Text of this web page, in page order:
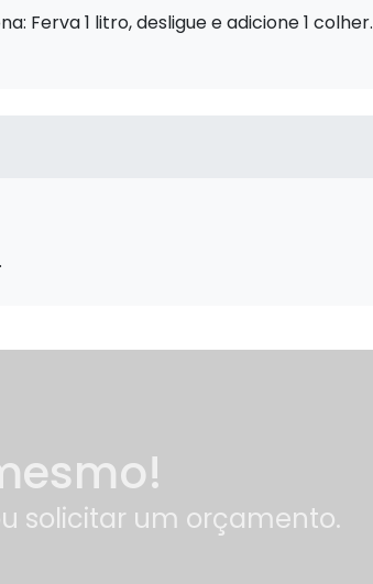
Ferva 1 litro, desligue e adicione 1 colher.
solicitar um orçamento.